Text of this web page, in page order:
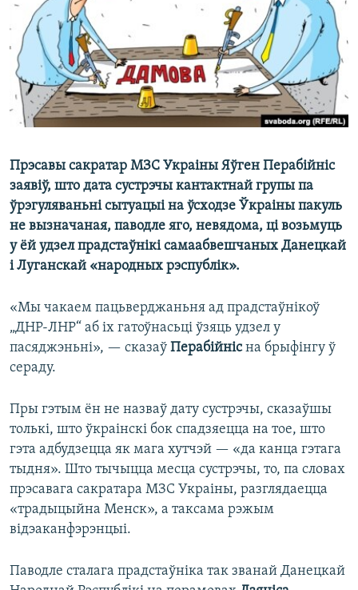
КУЛЬТУРА
КАЛЯНДАР
МОВА
НА ХВАЛЯХ СВАБОДЫ
Прэсавы сакратар МЗС Украіны Яўген Перабійніс
заявіў, што дата сустрэчы кантактнай групы па
ўрэгуляваньні сытуацыі на ўсходзе Ўкраіны пакуль
не вызначаная, паводле яго, невядома, ці возьмуць
у ёй удзел прадстаўнікі самаабвешчаных Данецкай
і Луганскай «народных рэспублік».
«Мы чакаем пацьверджаньня ад прадстаўнікоў
„ДНР-ЛНР“ аб іх гатоўнасьці ўзяць удзел у
пасяджэньні», — сказаў Перабійнісна брыфінгу ў
сераду.
Пры гэтым ён не назваў дату сустрэчы, сказаўшы
толькі, што ўкраінскі бок спадзяецца на тое, што
гэта адбудзецца як мага хутчэй — «да канца гэтага
тыдня». Што тычыцца месца сустрэчы, то, па словах
прэсавага сакратара МЗС Украіны, разглядаецца
«традыцыйна Менск», а таксама рэжым
відэаканфэрэнцыі.
Паводле сталага прадстаўніка так званай Данецкай